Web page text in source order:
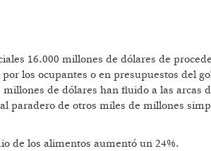
16.000 millones de dólares de
los ocupantes o en presupuestos del
de dólares han fluido a las arcas
paradero de otros miles de millones
de los alimentos aumentó un 24%.